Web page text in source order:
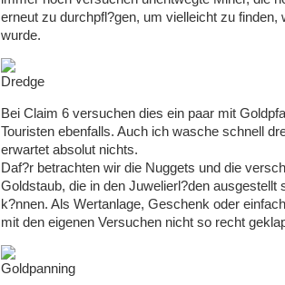
erneut zu durchpfl?gen, um vielleicht zu finden,
wurde.
Bei Claim 6 versuchen dies ein paar mit
Touristen ebenfalls. Auch ich wasche schnell
erwartet absolut nichts.
Daf?r betrachten wir die Nuggets und die
Goldstaub, die in den Juwelierl?den ausgestellt
k?nnen. Als Wertanlage, Geschenk oder
mit den eigenen Versuchen nicht so recht